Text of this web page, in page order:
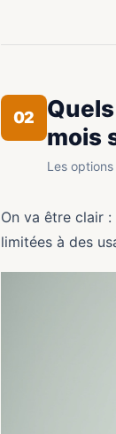
02
mois
Les
On va être clair
limitées à des